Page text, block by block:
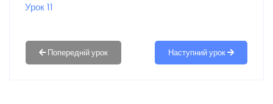
Урок 11
Наступний урок